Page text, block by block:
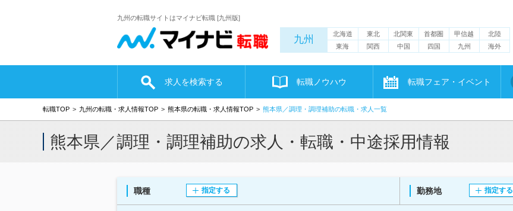
九州の転職サイトはマイナビ転職 [九州版]
九州 北海道 東北 北関東 首都圏 甲信越
北陸
東海
関西 中国 四国 九州 海外
求人を検索する 転職ノウハウ 転職フェア・イベント
転職TOP 九州の転職・求人情報TOP 熊本県の転職・求人情報TOP 熊本県／調理・調理補助の転職・求人一覧
熊本県／調理・調理補助の求人・転職・中途採用情報
職種 指定する 勤務地 指定する